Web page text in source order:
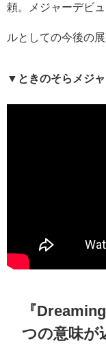
頼。メジャーデビ
ルとしての今後の
▼ときのそらメジ
『
つの意味が